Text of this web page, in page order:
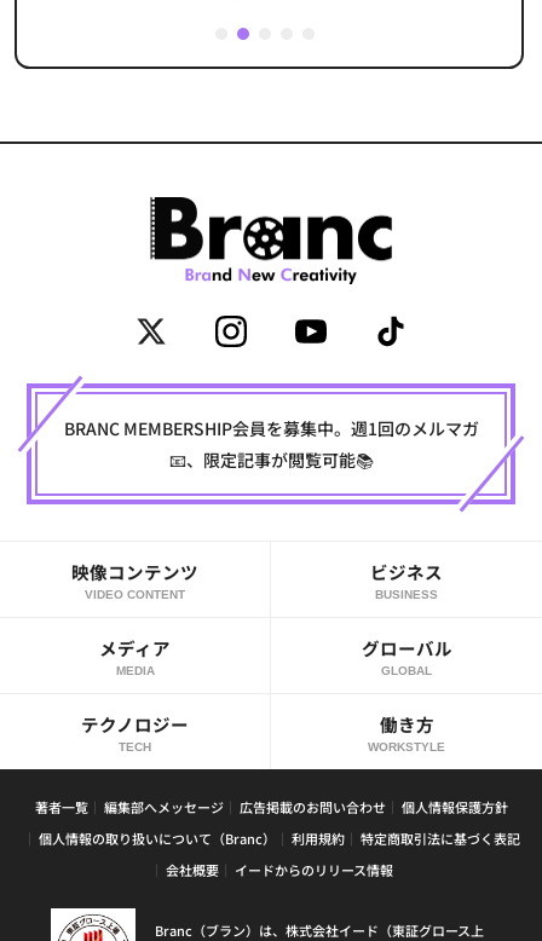
2
BRANC MEMBERSHIP会員を募集中。週1回のメルマガ
📧、限定記事が閲覧可能📚
映像コンテンツ
VIDEO CONTENT
ビジネス
BUSINESS
メディア
MEDIA
グローバル
GLOBAL
テクノロジー
TECH
働き方
WORKSTYLE
著者一覧 編集部へメッセージ 広告掲載のお問い合わせ
個人情報保護方針
個人情報の取り扱いについて（Branc）
利用規約
特定商取引法に基づく表記
会社概要
イードからのリリース情報
Branc（ブラン）は、株式会社イード（東証グロース上